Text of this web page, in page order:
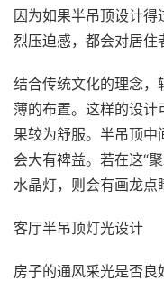
因为如果半吊顶设计
烈压迫感，都会对居住
结合传统文化的理念，
薄的布置。这样的设
果较为舒服。半吊顶
会大有裨益。若在这“
水晶灯，则会有画龙点
客厅半吊顶灯光设计
房子的通风采光是否